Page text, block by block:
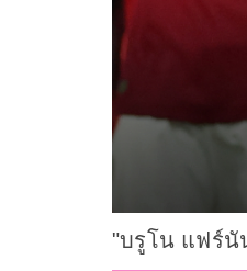
"บรูโน แฟร์นั